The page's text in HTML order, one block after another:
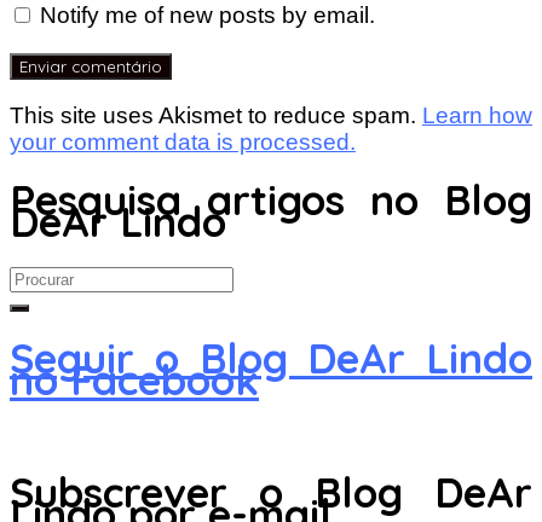
Notify me of new posts by email.
This site uses Akismet to reduce spam. Learn how
your comment data is processed.
Pesquisa artigos no Blog
DeAr Lindo
Search
for:
Seguir o Blog DeAr Lindo
no Facebook
Subscrever o Blog DeAr